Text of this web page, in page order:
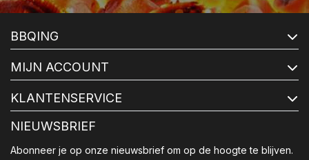
BBQING
MIJN ACCOUNT
KLANTENSERVICE
NIEUWSBRIEF
Abonneer je op onze nieuwsbrief om op de hoogte te blijven.